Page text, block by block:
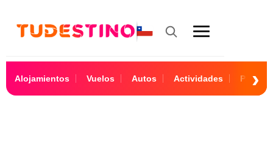
Alojamientos Vuelos Autos Actividades